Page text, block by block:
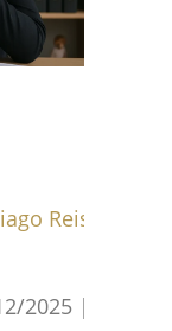
Reis
2025 |